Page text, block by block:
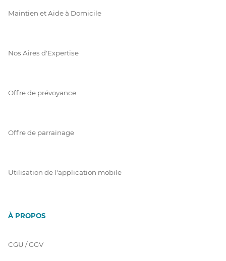
Maintien et Aide à Domicile
Nos Aires d'Expertise
Offre de prévoyance
Offre de parrainage
Utilisation de l'application mobile
À PROPOS
CGU / GGV